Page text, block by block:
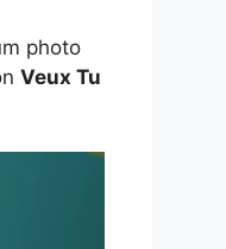
photo
Veux Tu